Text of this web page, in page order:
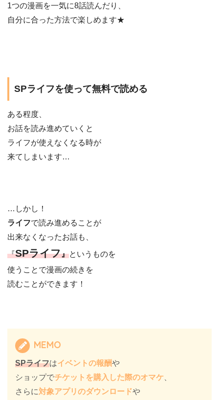
1つの漫画を一気に8話読んだり、
自分に合った方法で楽しめます★
SPライフを使って無料で読める
ある程度、
お話を読み進めていくと
ライフが使えなくなる時が
来てしまいます…
…しかし！
ライフで読み進めることが
出来なくなったお話も、
『SPライフ』というものを
使うことで漫画の続きを
読むことができます！
MEMO
SPライフはイベントの報酬や
ショップでチケットを購入した際のオマケ
さらに対象アプリのダウンロードや